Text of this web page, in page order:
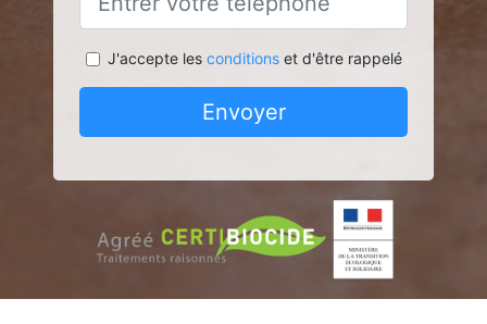
J'accepte les conditionset d'être rappelé
Envoyer